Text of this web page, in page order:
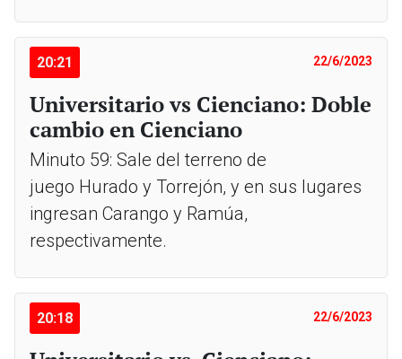
20:21 22/6/2023
Universitario vs Cienciano: Doble
cambio en Cienciano
Minuto 59: Sale del terreno de
juego Hurado y Torrejón, y en sus lugares
ingresan Carango y Ramúa,
respectivamente.
20:18 22/6/2023